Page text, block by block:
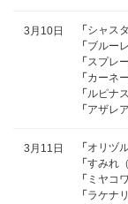
3月10日 「 シャス
「 ブルー
「 スプレ
「 カーネ
「 ルピナ
「 アザレ
3月11日 「 オリヅ
「 すみれ
「 ミヤコ
「 ラケナ